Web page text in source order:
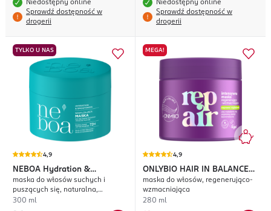
Niedostępny online
Sprawdź dostępność w
drogerii
Niedostępny online
Sprawdź dostępność w
drogerii
TYLKO U NAS
4,9
NEBOA Hydration &
Smoothness
maska do włosów suchych i
puszących się, naturalna,
nawilżenie i wygładzenie
300 ml
MEGA!
4,9
ONLYBIO HAIR IN BALANCE
Repair
maska do włosów, regenerująco-
wzmacniająca
280 ml